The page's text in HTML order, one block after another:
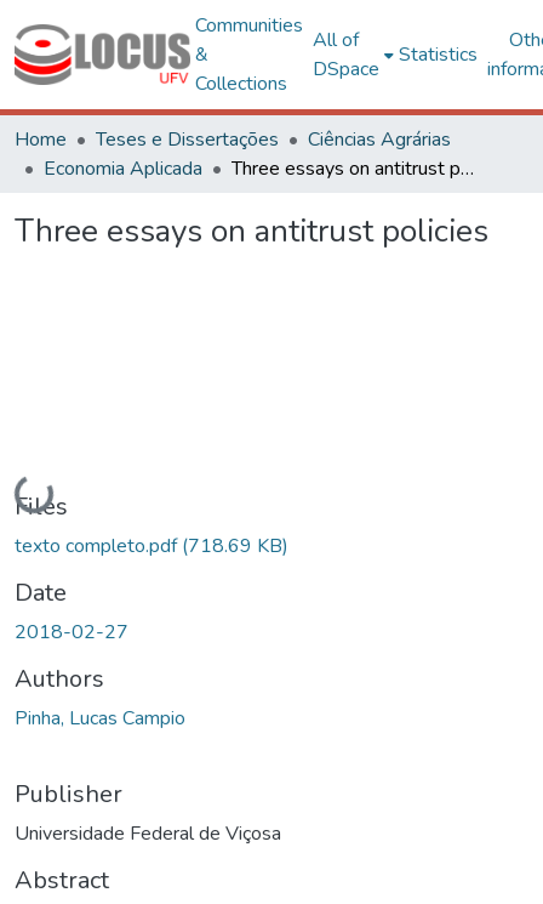
Communities
&
Collections
All of
DSpace
Statistics
Home Teses e Dissertações
Ciências Agrárias
Economia Aplicada
Three essays on antitrust policies
Three essays on antitrust policies
Loading...
Files
texto completo.pdf(718.69 KB)
Date
2018-02-27
Authors
Pinha, Lucas Campio
Publisher
Universidade Federal de Viçosa
Abstract